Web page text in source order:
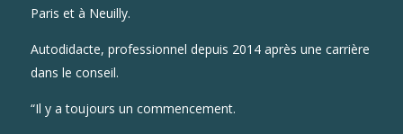
Paris et à Neuilly.
Autodidacte, professionnel depuis 2014 après une carrière
dans le conseil.
“Il y a toujours un commencement.